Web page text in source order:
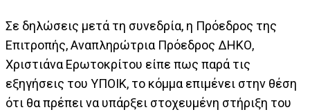
Σε δηλώσεις μετά τη συνεδρία, η Πρόεδρος της
Επιτροπής, Αναπληρώτρια Πρόεδρος ΔΗΚΟ,
Χριστιάνα Ερωτοκρίτου είπε πως παρά τις
εξηγήσεις του ΥΠΟΙΚ, το κόμμα επιμένει στην θέση
ότι θα πρέπει να υπάρξει στοχευμένη στήριξη του